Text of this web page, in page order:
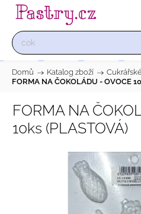
Domů / Katalog zboží /
FORMA NA ČOKOLÁDU - OVOCE
FORMA NA
10ks (PLASTOVÁ)